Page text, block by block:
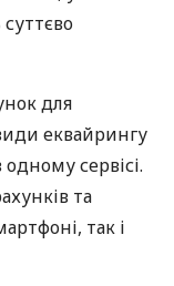
для
еквайрингу
сервісі.
та
так і